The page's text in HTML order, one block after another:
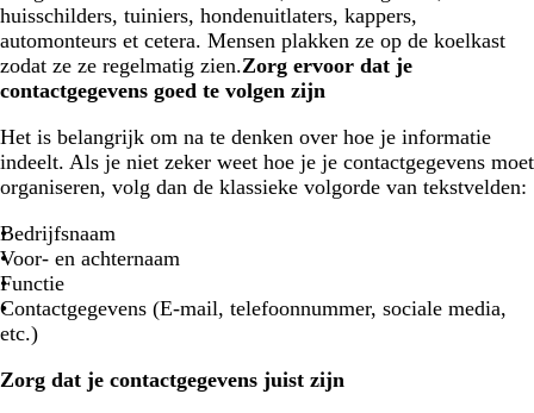
huisschilders, tuiniers, hondenuitlaters, kappers,
automonteurs et cetera. Mensen plakken ze op de koelkast
zodat ze ze regelmatig zien.Zorg ervoor dat je
contactgegevens goed te volgen zijn
Het is belangrijk om na te denken over hoe je informatie
indeelt. Als je niet zeker weet hoe je je contactgegevens moet
organiseren, volg dan de klassieke volgorde van tekstvelden:
Bedrijfsnaam
Voor- en achternaam
Functie
Contactgegevens (E-mail, telefoonnummer, sociale media,
etc.)
Zorg dat je contactgegevens juist zijn